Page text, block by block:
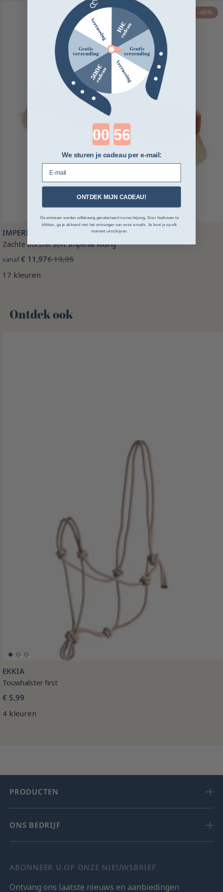
-40%
IMPERIAL RIDING
Zachte borstel Soft Imperial Riding
vanaf€ 11,97€ 19,95
17 kleuren
Ontdek ook 🌻
EKKIA
Touwhalster first
€ 5,99
4 kleuren
PRODUCTEN
ONS BEDRIJF
ABONNEER U OP ONZE NIEUWSBRIEF
Ontvang ons laatste nieuws en aanbiedingen
Countdown ends in:
We sturen je cadeau per e-mail:
E-mail
ONTDEK MIJN CADEAU!
De winnaars worden willekeurig geselecteerd na inschrijving. Door hierboven te
klikken, ga je akkoord met het ontvangen van onze e-mails. Je kunt je op elk
moment uitschrijven.